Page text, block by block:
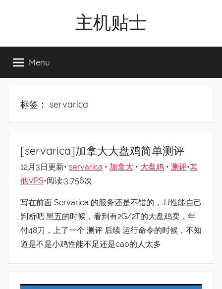
主机贴士
工|BandwagonHost
VPS|Vps|
主
荐
Menu
标签： servarica
[servarica]加拿大大盘鸡简单测评
12月3日更新• servarica • 加拿大 • 大盘鸡 • 测评•其
他VPS•阅读:3,756次
写在前面 Servarica 的服务还是不错的，JJ性能自己
判断吧 黑五的时候，看到有2G/2T的大盘鸡卖，年
付48刀，上了一个 测评 后续 运行命令的时候，不知
道是不是小鸡性能不足还是cao的人太多